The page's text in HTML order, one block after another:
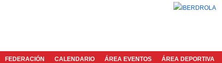
FEDERACIÓN CALENDARIO ÁREA EVENTOS ÁREA DEPORTIVA